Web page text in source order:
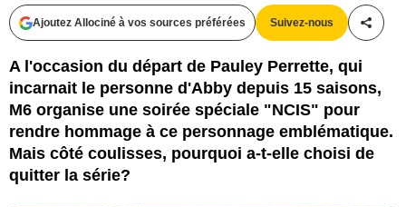
Ajoutez Allociné à vos sources préférées Suivez-nous
A l'occasion du départ de Pauley Perrette, qui
incarnait le personne d'Abby depuis 15 saisons,
M6 organise une soirée spéciale "NCIS" pour
rendre hommage à ce personnage emblématique.
Mais côté coulisses, pourquoi a-t-elle choisi de
quitter la série?